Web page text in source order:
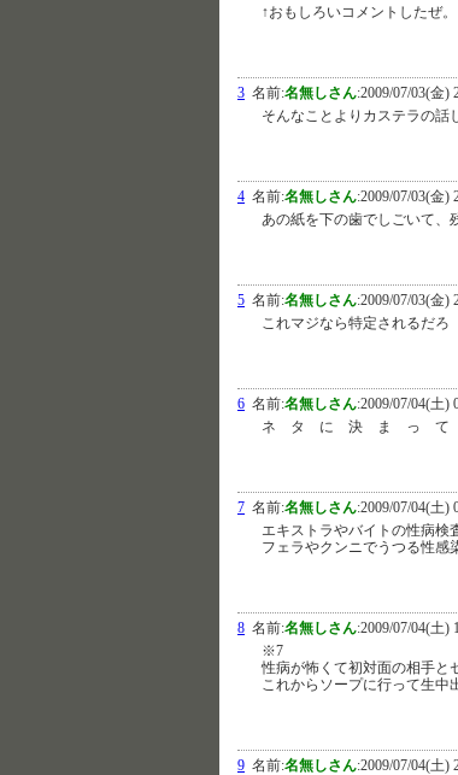
↑おもしろいコメントしたぜ。
3 名前:名無しさん:2009/07/03(金)
そんなことよりカステラの話
4 名前:名無しさん:2009/07/03(金)
あの紙を下の歯でしごいて、
5 名前:名無しさん:2009/07/03(金)
これマジなら特定されるだろ
6 名前:名無しさん:2009/07/04(土)
ネ タ に 決 ま っ て
7 名前:名無しさん:2009/07/04(土)
エキストラやバイトの性病検
フェラやクンニでうつる性感
8 名前:名無しさん:2009/07/04(土)
※7
性病が怖くて初対面の相手と
これからソープに行って生中
9 名前:名無しさん:2009/07/04(土)